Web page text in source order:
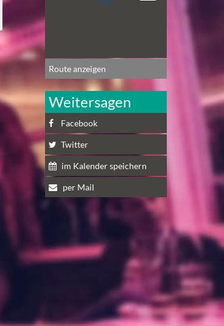
Route anzeigen
Weitersagen
Facebook
Twitter
im Kalender speichern
per Mail